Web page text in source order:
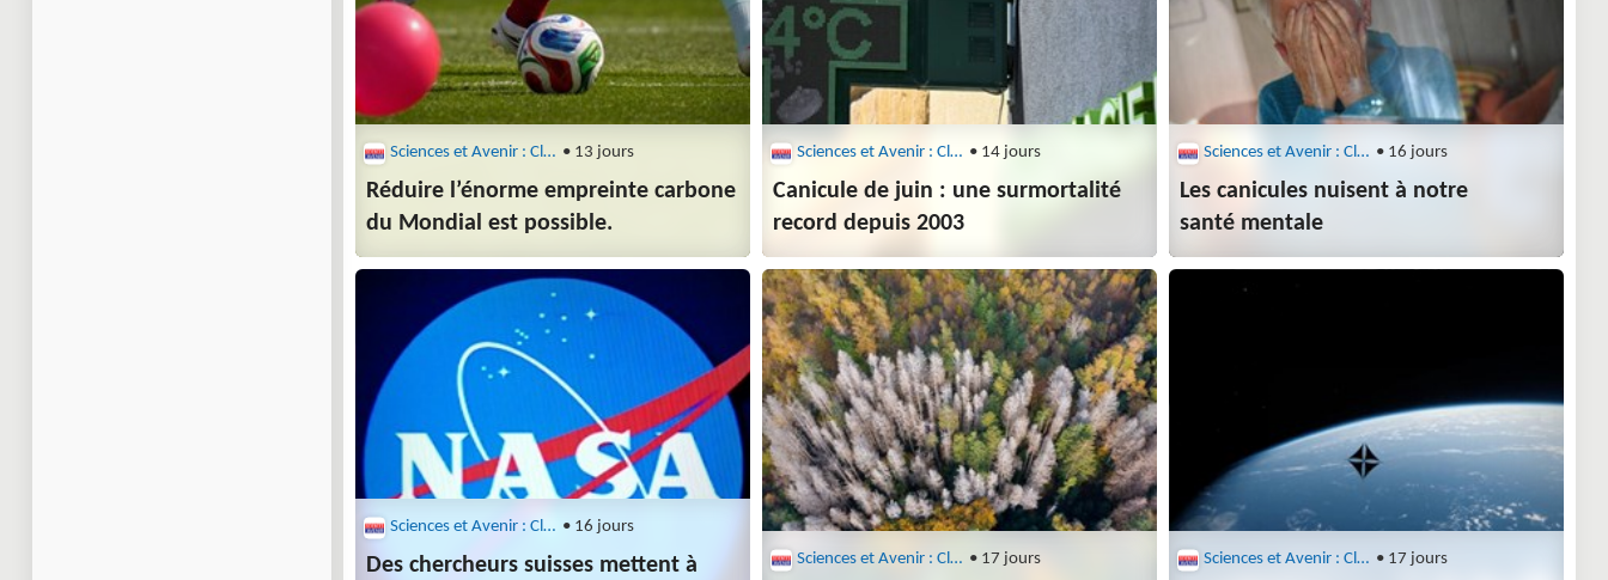
Sciences et Avenir : Climat • 13 jours
Réduire l’énorme empreinte carbone
du Mondial est possible.
Sciences et Avenir : Climat • 14 jours
Canicule de juin : une surmortalité
record depuis 2003
Sciences et Avenir : Climat • 16 jours
Les canicules nuisent à notre
santé mentale
Sciences et Avenir : Climat • 16 jours
Des chercheurs suisses mettent à
Sciences et Avenir : Climat • 17 jours Sciences et Avenir : Climat • 17 jours